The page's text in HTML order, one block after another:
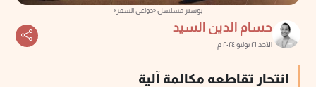
بوستر مسلسل «دواعي السفر»
حسام الدين السيد
الأحد ٢١ يوليو ٢٠٢٤ م
انتحار تقاطعه مكالمة آلية